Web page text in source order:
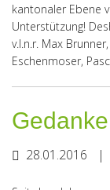
kantonaler Ebene
Unterstützung!
v.l.n.r. Max
Eschenmoser,
28.01.2016 |